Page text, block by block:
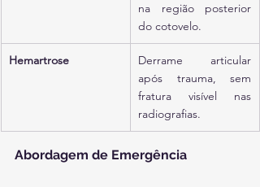
na região posterior
do cotovelo.
Hemartrose
Derrame articular
após trauma, sem
fratura visível nas
radiografias.
Abordagem de Emergência